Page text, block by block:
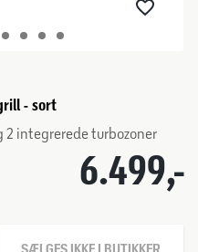
- sort
2 integrerede turbozoner
6.499,-